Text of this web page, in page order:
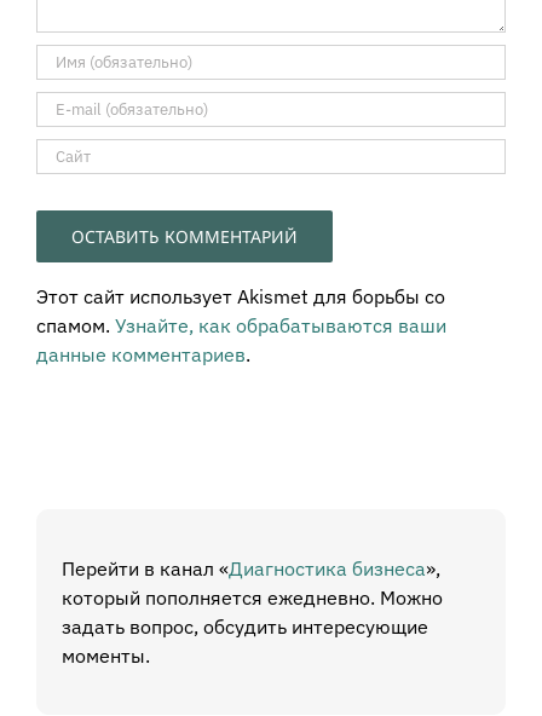
Этот сайт использует Akismet для борьбы со
спамом. Узнайте, как обрабатываются ваши
данные комментариев.
Перейти в канал «Диагностика бизнеса»,
который пополняется ежедневно. Можно
задать вопрос, обсудить интересующие
моменты.